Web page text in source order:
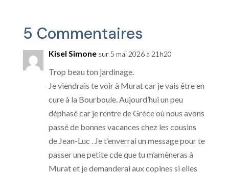
5 Commentaires
Kisel Simone sur 5 mai 2026 à 21h20
Trop beau ton jardinage.
Je viendrais te voir à Murat car je vais être en
cure à la Bourboule. Aujourd’hui un peu
déphasé car je rentre de Grèce où nous avons
passé de bonnes vacances chez les cousins
de Jean-Luc . Je t’enverrai un message pour te
passer une petite cde que tu m’amèneras à
Murat et je demanderai aux copines si elles